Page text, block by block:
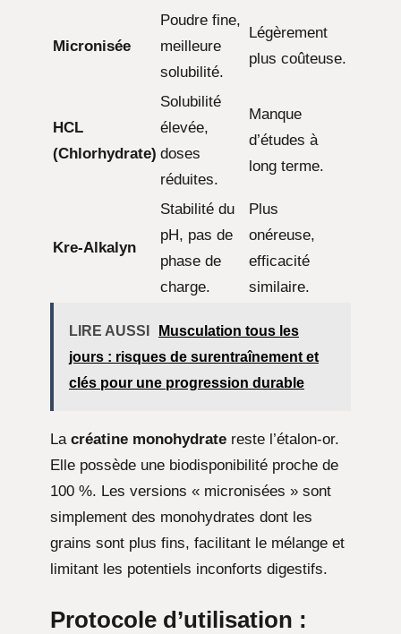
Micronisée
Poudre fine,
meilleure
solubilité.
Légèrement
plus coûteuse.
HCL
(Chlorhydrate)
Solubilité
élevée,
doses
réduites.
Manque
d’études à
long terme.
Kre-Alkalyn
Stabilité du
pH, pas de
phase de
charge.
Plus
onéreuse,
efficacité
similaire.
LIRE AUSSI
Musculation tous les
jours : risques de surentraînement et
clés pour une progression durable
La créatine monohydrate reste l’étalon-or.
Elle possède une biodisponibilité proche de
100 %. Les versions « micronisées » sont
simplement des monohydrates dont les
grains sont plus fins, facilitant le mélange et
limitant les potentiels inconforts digestifs.
Protocole d’utilisation :